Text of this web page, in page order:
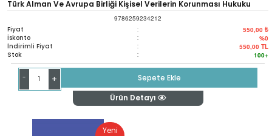
Türk Alman Ve Avrupa Birliği Kişisel Verilerin Korunması Hukuku
9786259234212
Fiyat : 550,00 ₺
İskonto : %0
İndirimli Fiyat : 550,00 TL
Stok : 100+
- +
Sepete Ekle
Ürün Detayı
Yeni